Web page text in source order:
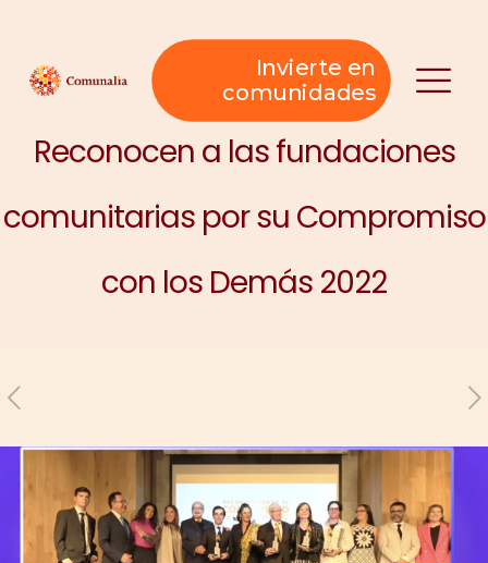
Invierte en
comunidades
Reconocen a las fundaciones
comunitarias por su Compromiso
con los Demás 2022